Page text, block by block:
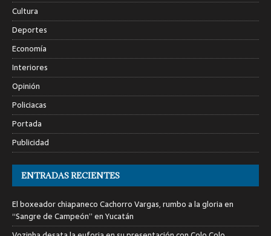
Cultura
Deportes
Economía
Interiores
Opinión
Policiacas
Portada
Publicidad
ENTRADAS RECIENTES
El boxeador chiapaneco Cachorro Vargas, rumbo a la gloria en
“Sangre de Campeón” en Yucatán